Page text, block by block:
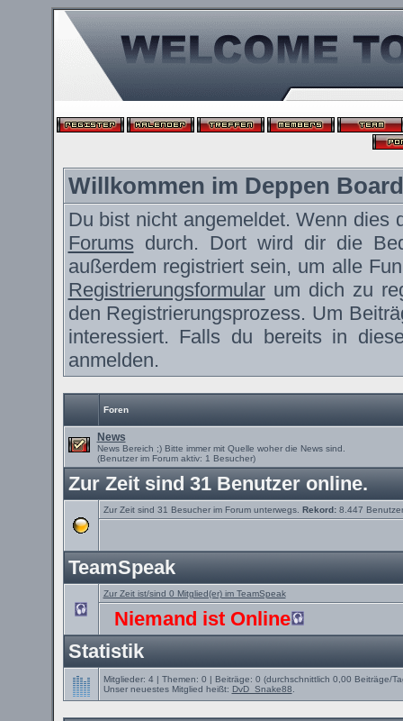
Willkommen im Deppen Board
Du bist nicht angemeldet. Wenn
Forums durch. Dort wird dir die
außerdem registriert sein, um alle
Registrierungsformularum dich zu
den Registrierungsprozess. Um
interessiert. Falls du bereits in
anmelden.
Foren
News
News Bereich ;) Bitte immer mit Quelle woher die News sind.
(Benutzer im Forum aktiv: 1 Besucher)
Zur Zeit sind 31 Benutzer online.
Zur Zeit sind 31 Besucher im Forum unterwegs. Rekord:8.447
TeamSpeak
Zur Zeit ist/sind 0 Mitglied(er) im TeamSpeak
Niemand ist Online
Statistik
Mitglieder: 4 | Themen: 0 | Beiträge: 0 (durchschnittlich 0,00 Beiträge/
Unser neuestes Mitglied heißt: DvD_Snake88